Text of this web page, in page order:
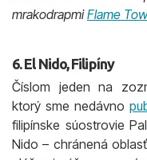
mrakodrapmi Flame
6. El Nido, Filipíny
Číslom jeden na
ktorý sme nedávno
filipínske súostrovie
Nido – chránená